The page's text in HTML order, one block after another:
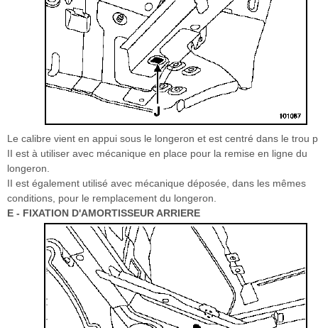
Le calibre vient en appui sous le longeron et est centré dans le trou
II est à utiliser avec mécanique en place pour la remise en ligne du
longeron.
II est également utilisé avec mécanique déposée, dans les mêmes
conditions, pour le remplacement du longeron.
E - FIXATION D'AMORTISSEUR ARRIERE